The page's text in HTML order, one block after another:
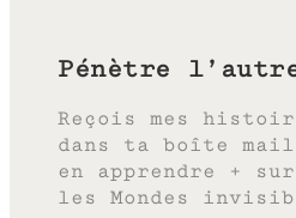
Pénètre l’autre
Reçois mes
dans ta boîte
en apprendre +
les Mondes